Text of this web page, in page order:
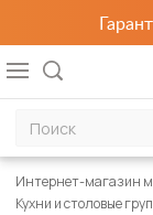
Интернет-магазин
Кухни и столовые